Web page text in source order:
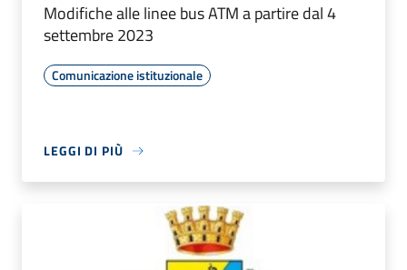
Modifiche alle linee bus ATM a partire dal 4
settembre 2023
Comunicazione istituzionale
LEGGI DI PIÙ